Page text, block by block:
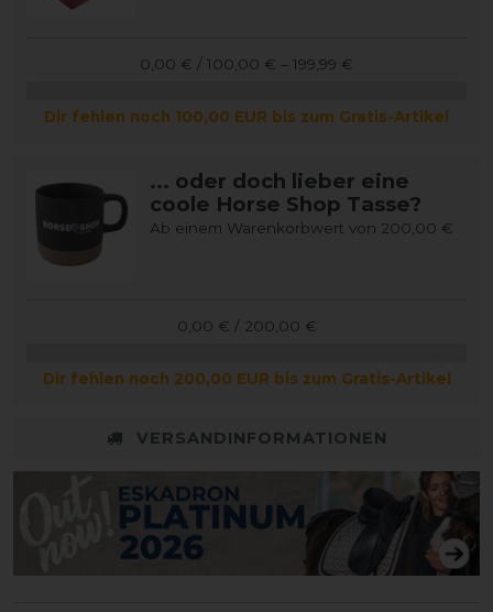
0,00 € / 100,00 € – 199,99 €
Dir fehlen noch 100,00 EUR bis zum Gratis-Artikel
... oder doch lieber eine
coole Horse Shop Tasse?
Ab einem Warenkorbwert von 200,00 €
0,00 € / 200,00 €
Dir fehlen noch 200,00 EUR bis zum Gratis-Artikel
VERSANDINFORMATIONEN